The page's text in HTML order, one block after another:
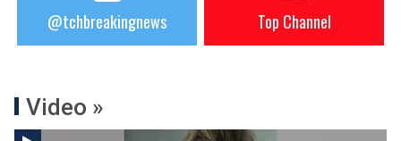
@tchbreakingnews Top Channel
Video »